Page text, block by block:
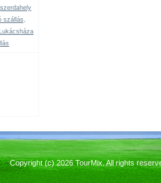
szállás,
Lukácsháza
Copyright (c) 2026 TourMix. All rights